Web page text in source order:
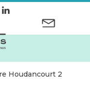
le
Linkedin
Houdancourt 2